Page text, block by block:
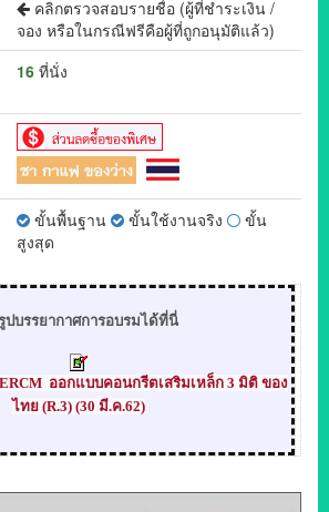
คลิกตรวจสอบรายชื่อ (ผู้ที่ชำระเงิน /
จอง หรือในกรณีฟรีคือผู้ที่ถูกอนุมัติแล้ว)
16 ที่นั่ง
ขั้นพื้นฐาน ขั้นใช้งานจริง
ขั้น
สูงสุด
ปบรรยากาศการอบรมได้ที่นี่
ออกแบบคอนกรีตเสริมเหล็ก 3 มิติ ของ
ไทย (R.3) (30 มี.ค.62)